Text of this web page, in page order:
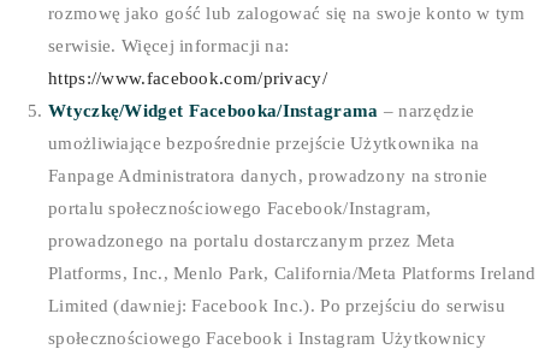
rozmowę jako gość lub zalogować się na swoje konto w tym
serwisie. Więcej informacji na:
https://www.facebook.com/privacy/
Wtyczkę/Widget Facebooka/Instagrama – narzędzie
umożliwiające bezpośrednie przejście Użytkownika na
Fanpage Administratora danych, prowadzony na stronie
portalu społecznościowego Facebook/Instagram,
prowadzonego na portalu dostarczanym przez Meta
Platforms, Inc., Menlo Park, California/Meta Platforms Ireland
Limited (dawniej: Facebook Inc.). Po przejściu do serwisu
społecznościowego Facebook i Instagram Użytkownicy